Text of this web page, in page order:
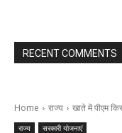
RECENT COMMENTS